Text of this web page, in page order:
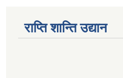
राप्ति शान्ति उद्यान